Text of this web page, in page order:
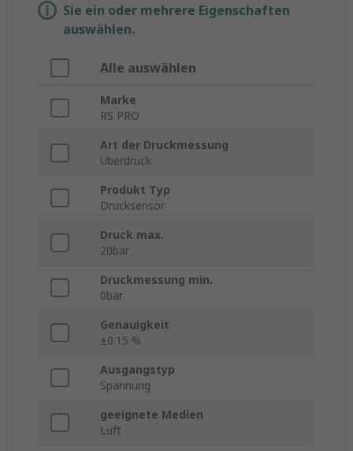
Sie ein oder mehrere Eigenschaften
auswählen.
Alle auswählen
Marke
RS PRO
Art der Druckmessung
Überdruck
Produkt Typ
Drucksensor
Druck max.
20bar
Druckmessung min.
0bar
Genauigkeit
±0.15 %
Ausgangstyp
Spannung
geeignete Medien
Luft